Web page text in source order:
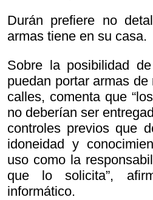
Durán prefiere no
armas tiene en su casa.
Sobre la posibilidad
puedan portar armas
calles, comenta que
no deberían ser
controles previos que
idoneidad y
uso como la
que lo solicita”,
informático.